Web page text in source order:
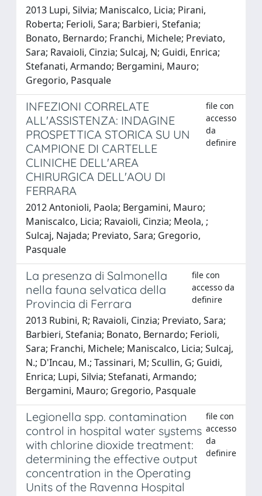
2013 Lupi, Silvia; Maniscalco, Licia; Pirani,
Roberta; Ferioli, Sara; Barbieri, Stefania;
Bonato, Bernardo; Franchi, Michele; Previato,
Sara; Ravaioli, Cinzia; Sulcaj, N; Guidi, Enrica;
Stefanati, Armando; Bergamini, Mauro;
Gregorio, Pasquale
INFEZIONI CORRELATE
ALL'ASSISTENZA: INDAGINE
PROSPETTICA STORICA SU UN
CAMPIONE DI CARTELLE
CLINICHE DELL'AREA
CHIRURGICA DELL'AOU DI
FERRARA
file con
accesso
da
definire
2012 Antonioli, Paola; Bergamini, Mauro;
Maniscalco, Licia; Ravaioli, Cinzia; Meola, ;
Sulcaj, Najada; Previato, Sara; Gregorio,
Pasquale
La presenza di Salmonella
nella fauna selvatica della
Provincia di Ferrara
file con
accesso da
definire
2013 Rubini, R; Ravaioli, Cinzia; Previato, Sara;
Barbieri, Stefania; Bonato, Bernardo; Ferioli,
Sara; Franchi, Michele; Maniscalco, Licia; Sulcaj,
N.; D'Incau, M.; Tassinari, M; Scullin, G; Guidi,
Enrica; Lupi, Silvia; Stefanati, Armando;
Bergamini, Mauro; Gregorio, Pasquale
Legionella spp. contamination
control in hospital water systems
with chlorine dioxide treatment:
determining the effective output
concentration in the Operating
Units of the Ravenna Hospital
file con
accesso
da
definire